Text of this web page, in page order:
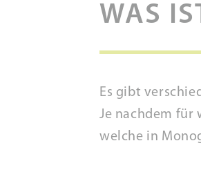
WAS
Es gibt
Je nachdem für
welche in